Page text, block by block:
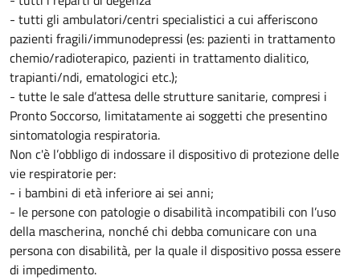
- tutti gli ambulatori/centri specialistici a cui afferiscono
pazienti fragili/immunodepressi (es: pazienti in trattamento
chemio/radioterapico, pazienti in trattamento dialitico,
trapianti/ndi, ematologici etc.);
- tutte le sale d’attesa delle strutture sanitarie, compresi i
Pronto Soccorso, limitatamente ai soggetti che presentino
sintomatologia respiratoria.
Non c'è l’obbligo di indossare il dispositivo di protezione delle
vie respiratorie per:
- i bambini di età inferiore ai sei anni;
- le persone con patologie o disabilità incompatibili con l’uso
della mascherina, nonché chi debba comunicare con una
persona con disabilità, per la quale il dispositivo possa essere
di impedimento.